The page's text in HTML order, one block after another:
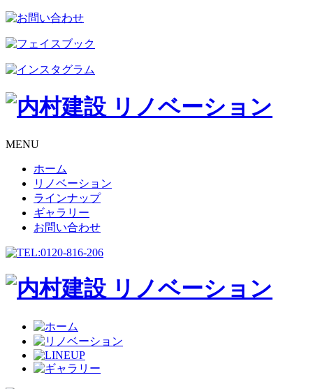
MENU
ホーム
リノベーション
ラインナップ
ギャラリー
お問い合わせ